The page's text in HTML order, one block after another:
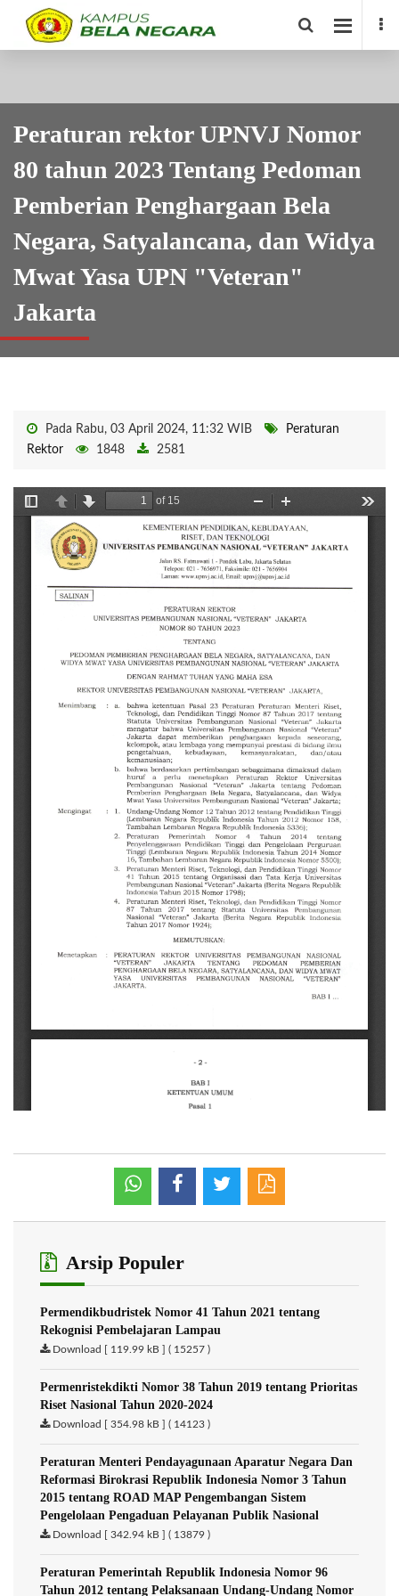
Peraturan rektor UPNVJ Nomor
80 tahun 2023 Tentang Pedoman
Pemberian Penghargaan Bela
Negara, Satyalancana, dan Widya
Mwat Yasa UPN "Veteran"
Jakarta
Pada Rabu, 03 April 2024, 11:32 WIB
Peraturan
Rektor
1848 2581
Arsip Populer
Permendikbudristek Nomor 41 Tahun 2021 tentang
Rekognisi Pembelajaran Lampau
Download [ 119.99 kB ] ( 15257 )
Permenristekdikti Nomor 38 Tahun 2019 tentang Prioritas
Riset Nasional Tahun 2020-2024
Download [ 354.98 kB ] ( 14123 )
Peraturan Menteri Pendayagunaan Aparatur Negara Dan
Reformasi Birokrasi Republik Indonesia Nomor 3 Tahun
2015 tentang ROAD MAP Pengembangan Sistem
Pengelolaan Pengaduan Pelayanan Publik Nasional
Download [ 342.94 kB ] ( 13879 )
Peraturan Pemerintah Republik Indonesia Nomor 96
Tahun 2012 tentang Pelaksanaan Undang-Undang Nomor